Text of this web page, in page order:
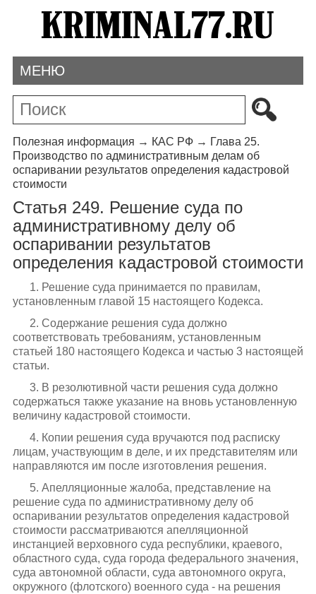
МЕНЮ
Полезная информация → КАС РФ→ Глава 25.
Производство по административным делам об
оспаривании результатов определения кадастровой
стоимости
Статья 249. Решение суда по
административному делу об
оспаривании результатов
определения кадастровой стоимости
1. Решение суда принимается по правилам,
установленным главой 15 настоящего Кодекса.
2. Содержание решения суда должно
соответствовать требованиям, установленным
статьей 180 настоящего Кодекса и частью 3 настоящей
статьи.
3. В резолютивной части решения суда должно
содержаться также указание на вновь установленную
величину кадастровой стоимости.
4. Копии решения суда вручаются под расписку
лицам, участвующим в деле, и их представителям или
направляются им после изготовления решения.
5. Апелляционные жалоба, представление на
решение суда по административному делу об
оспаривании результатов определения кадастровой
стоимости рассматриваются апелляционной
инстанцией верховного суда республики, краевого,
областного суда, суда города федерального значения,
суда автономной области, суда автономного округа,
окружного (флотского) военного суда - на решения